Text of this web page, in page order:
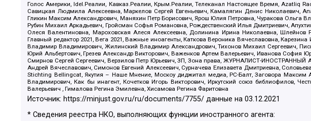
Голос Америки, Idel.Реалии, Кавказ.Реалии, Крым.Реалии, Телеканал Настоящее Время, Azatliq
Савицкая Людмила Алексеевна, Маркелов Сергей Евгеньевич, Камалягин Денис Николаевич,
Гликин Максим Александрович, Маняхин Петр Борисович, Ярош Юлия Петровна, Чуракова Ольга
Рубин Михаил Аркадьевич, Гройсман Софья Романовна, Рождественский Илья Дмитриевич,
Олеся Валентиновна, Мароховская Алеся Алексеевна, Долинина Ирина Николаевна,
Главный редактор 2021, Вега 2021, Важные иноагенты, Каткова Вероника Вячеславовна,
Владимир Владимирович, Жилинский Владимир Александрович, Тихонов Михаил Сергеевич,
Юрий Альбертович, Грезев Александр Викторович, Важенков Артем Валерьевич, Иванова София
Смирнов Сергей Сергеевич, Верзилов Петр Юрьевич, ЗП, Зона права, ЖУРНАЛИСТ-ИНОСТРАННЫЙ
Андрей Вячеславович, Симонов Евгений Алексеевич, Сурначева Елизавета Дмитриевна,
Stichting Bellingcat, Якутия – Наше Мнение, Москоу диджитал медиа, РС-Балт, Заговора Максим
Владимирович, Как бы инагент, Кочетков Игорь Викторович, Иркутский союз библиофилов,
Валерьевич , Гималова Регина Эмилевна, Хисамова Регина Фаритовна
Источник: https://minjust.gov.ru/ru/documents/7755/ данные на03.12.2021
* Сведения реестра НКО, выполняющих функции иностранного агента: